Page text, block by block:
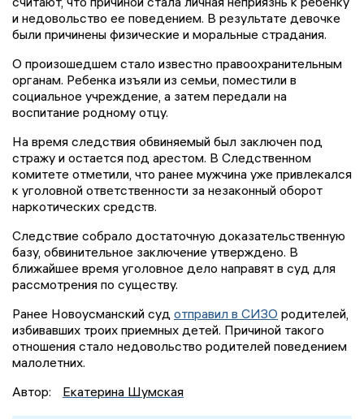
и недовольство ее поведением. В результате девочке
были причинены физические и моральные страдания.
О произошедшем стало известно правоохранительным
органам. Ребенка изъяли из семьи, поместили в
социальное учреждение, а затем передали на
воспитание родному отцу.
На время следствия обвиняемый был заключен под
стражу и остается под арестом. В Следственном
комитете отметили, что ранее мужчина уже привлекался
к уголовной ответственности за незаконный оборот
наркотических средств.
Следствие собрало достаточную доказательственную
базу, обвинительное заключение утверждено. В
ближайшее время уголовное дело направят в суд для
рассмотрения по существу.
Ранее Новоусманский суд отправил в СИЗО родителей,
избивавших троих приемных детей. Причиной такого
отношения стало недовольство родителей поведением
малолетних.
Автор:
Екатерина Шумская